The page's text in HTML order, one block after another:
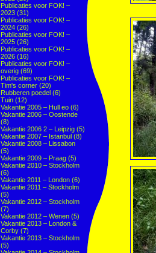
Publicaties voor FOK! –
2023 (31)
Publicaties voor FOK! –
2024 (26)
Publicaties voor FOK! –
2025 (26)
Publicaties voor FOK! –
2026 (16)
Publicaties voor FOK! –
overig (69)
Publicaties voor FOK! –
Tim's corner (20)
Rubberen poedel (6)
Tuin (12)
Vakantie 2005 – Hull eo (6)
Vakantie 2006 – Oostende
(8)
Vakantie 2006 2 – Leipzig (5)
Vakantie 2007 – Istanbul (8)
Vakantie 2008 – Lissabon
(5)
Vakantie 2009 – Praag (5)
Vakantie 2010 – Stockholm
(6)
Vakantie 2011 – London (6)
Vakantie 2011 – Stockholm
(5)
Vakantie 2012 – Stockholm
(7)
Vakantie 2012 – Wenen (5)
Vakantie 2013 – London &
Corby (7)
Vakantie 2013 – Stockholm
(5)